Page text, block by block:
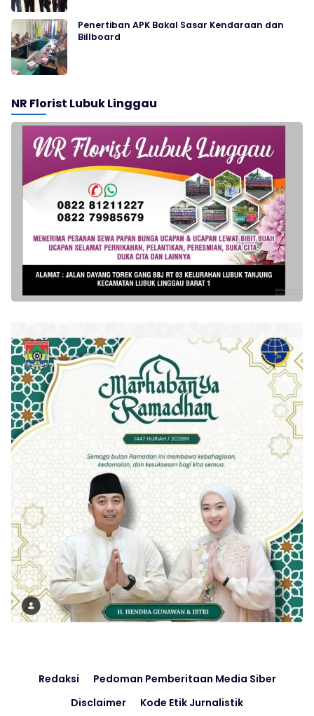
Penertiban APK Bakal Sasar Kendaraan dan
Billboard
NR Florist Lubuk Linggau
Redaksi
Pedoman Pemberitaan Media Siber
Disclaimer
Kode Etik Jurnalistik